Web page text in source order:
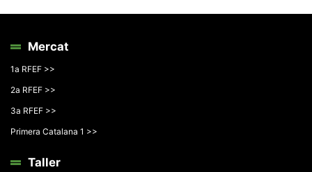
Mercat
1a RFEF >>
2a RFEF >>
3a RFEF >>
Primera Catalana 1 >>
Taller